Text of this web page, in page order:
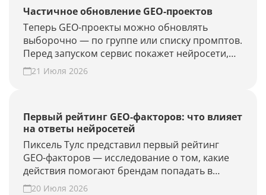
Частичное обновление GEO-проектов
Теперь GEO-проекты можно обновлять
выборочно — по группе или списку промптов.
Перед запуском сервис покажет нейросети,
объём проверки и расход лимитов. Проверьте
новые запросы или результат GEO-работ без
21 Июля 2026
Первый рейтинг GEO-факторов: что влияет
на ответы нейросетей
Пиксель Тулс представил первый рейтинг
GEO-факторов — исследование о том, какие
действия помогают брендам попадать в
ответы нейросетей.
20 Июля 2026